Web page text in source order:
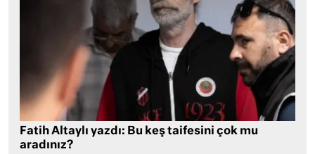
Fatih Altaylı yazdı: Bu keş taifesini çok mu
aradınız?